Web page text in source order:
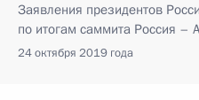
Заявления президентов
по итогам саммита Россия –
24 октября 2019 года